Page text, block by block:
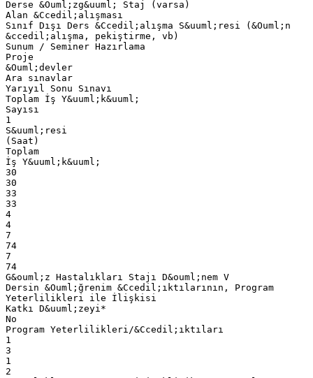
Derse &Ouml;zg&uuml; Staj (varsa)
Alan &Ccedil;alışması
Sınıf Dışı Ders &Ccedil;alışma S&uuml;resi (&Ouml;n
&ccedil;alışma, pekiştirme, vb)
Sunum / Seminer Hazırlama
Proje
&Ouml;devler
Ara sınavlar
Yarıyıl Sonu Sınavı
Toplam İş Y&uuml;k&uuml;
Sayısı
1
S&uuml;resi
(Saat)
Toplam
İş Y&uuml;k&uuml;
30
30
33
33
4
4
7
74
7
74
G&ouml;z Hastalıkları Stajı D&ouml;nem V
Dersin &Ouml;ğrenim &Ccedil;ıktılarının, Program
Yeterlilikleri ile İlişkisi
Katkı D&uuml;zeyi*
No
Program Yeterlilikleri/&Ccedil;ıktıları
1
3
1
2